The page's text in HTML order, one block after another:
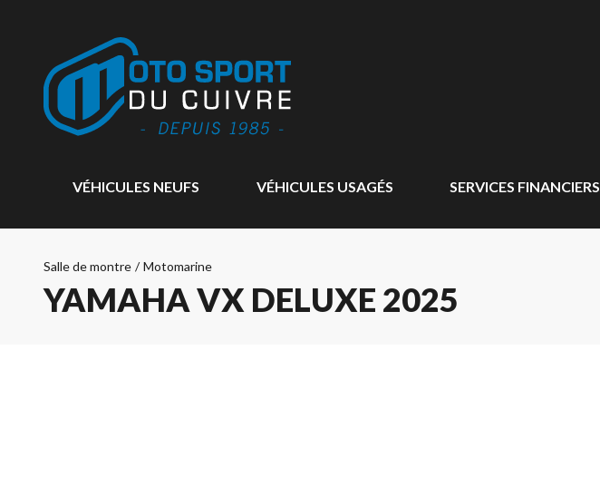
VÉHICULES NEUFS VÉHICULES USAGÉS SERVICES FINANCIERS
Salle de montre / Motomarine
YAMAHA VX DELUXE 2025